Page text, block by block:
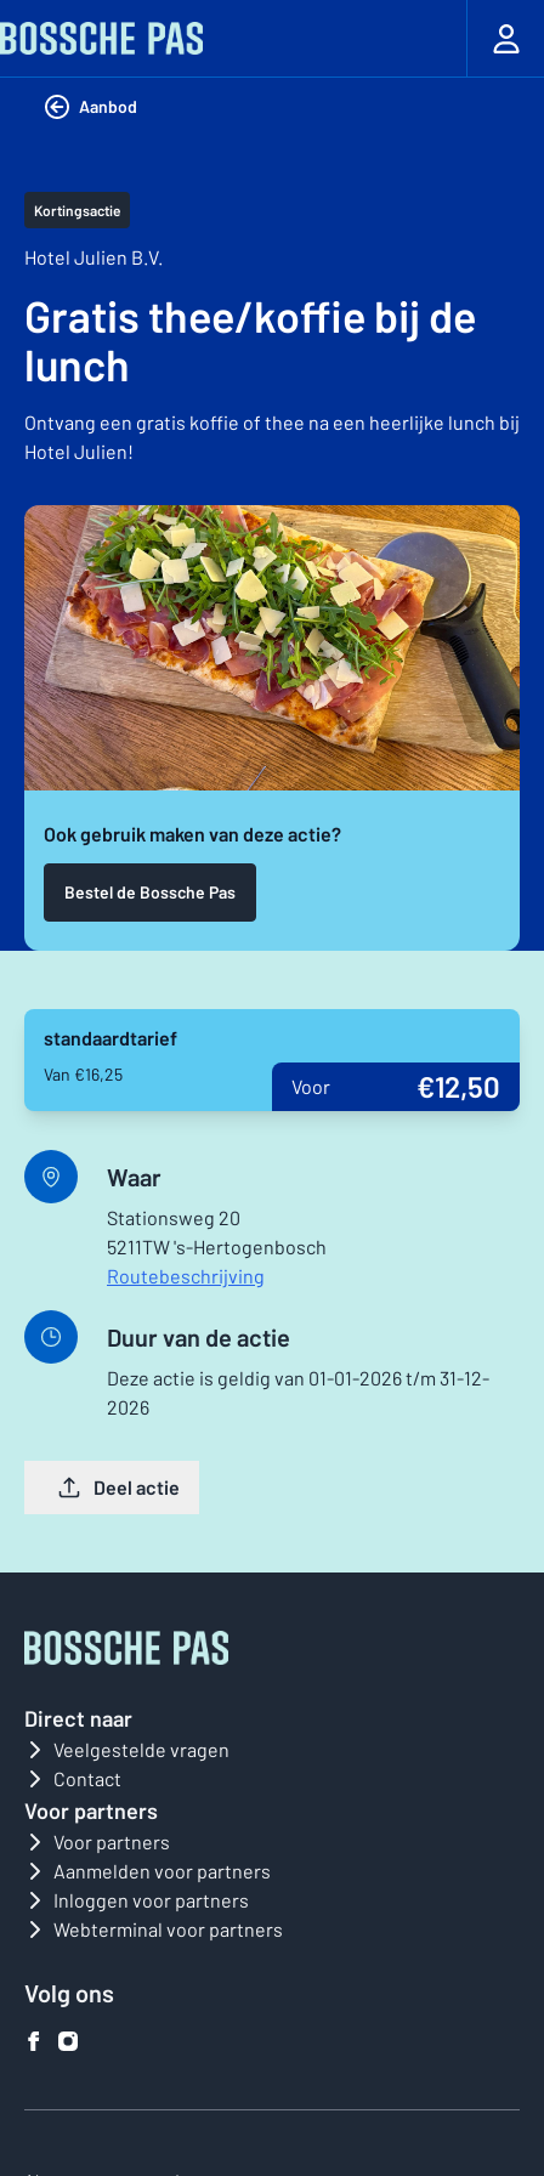
Aanbod
Kortingsactie
Hotel Julien B.V.
Gratis thee/koffie bij de
lunch
Ontvang een gratis koffie of thee na een heerlijke lunch bij
Hotel Julien!
Ook gebruik maken van deze actie?
Bestel de Bossche Pas
standaardtarief
Van €16,25
Voor €12,50
Waar
Stationsweg 20
5211TW 's-Hertogenbosch
Routebeschrijving
Duur van de actie
Deze actie is geldig van 01-01-2026 t/m 31-12-
2026
Deel actie
Direct naar
Veelgestelde vragen
Contact
Voor partners
Voor partners
Aanmelden voor partners
Inloggen voor partners
Webterminal voor partners
Volg ons